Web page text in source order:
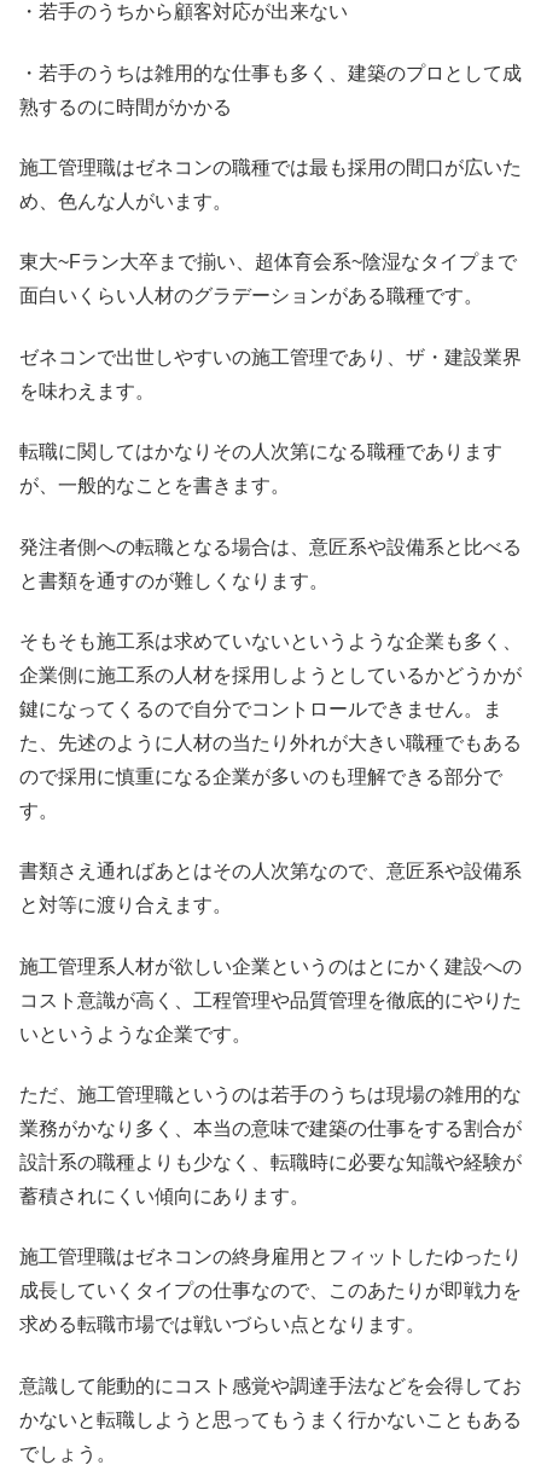
・若手のうちから顧客対応が出来ない
・若手のうちは雑用的な仕事も多く、建築のプロとして成
熟するのに時間がかかる
施工管理職はゼネコンの職種では最も採用の間口が広いた
め、色んな人がいます。
東大~Fラン大卒まで揃い、超体育会系~陰湿なタイプまで
面白いくらい人材のグラデーションがある職種です。
ゼネコンで出世しやすいの施工管理であり、ザ・建設業界
を味わえます。
転職に関してはかなりその人次第になる職種であります
が、一般的なことを書きます。
発注者側への転職となる場合は、意匠系や設備系と比べる
と書類を通すのが難しくなります。
そもそも施工系は求めていないというような企業も多く、
企業側に施工系の人材を採用しようとしているかどうかが
鍵になってくるので自分でコントロールできません。ま
た、先述のように人材の当たり外れが大きい職種でもある
ので採用に慎重になる企業が多いのも理解できる部分で
す。
書類さえ通ればあとはその人次第なので、意匠系や設備系
と対等に渡り合えます。
施工管理系人材が欲しい企業というのはとにかく建設への
コスト意識が高く、工程管理や品質管理を徹底的にやりた
いというような企業です。
ただ、施工管理職というのは若手のうちは現場の雑用的な
業務がかなり多く、本当の意味で建築の仕事をする割合が
設計系の職種よりも少なく、転職時に必要な知識や経験が
蓄積されにくい傾向にあります。
施工管理職はゼネコンの終身雇用とフィットしたゆったり
成長していくタイプの仕事なので、このあたりが即戦力を
求める転職市場では戦いづらい点となります。
意識して能動的にコスト感覚や調達手法などを会得してお
かないと転職しようと思ってもうまく行かないこともある
でしょう。